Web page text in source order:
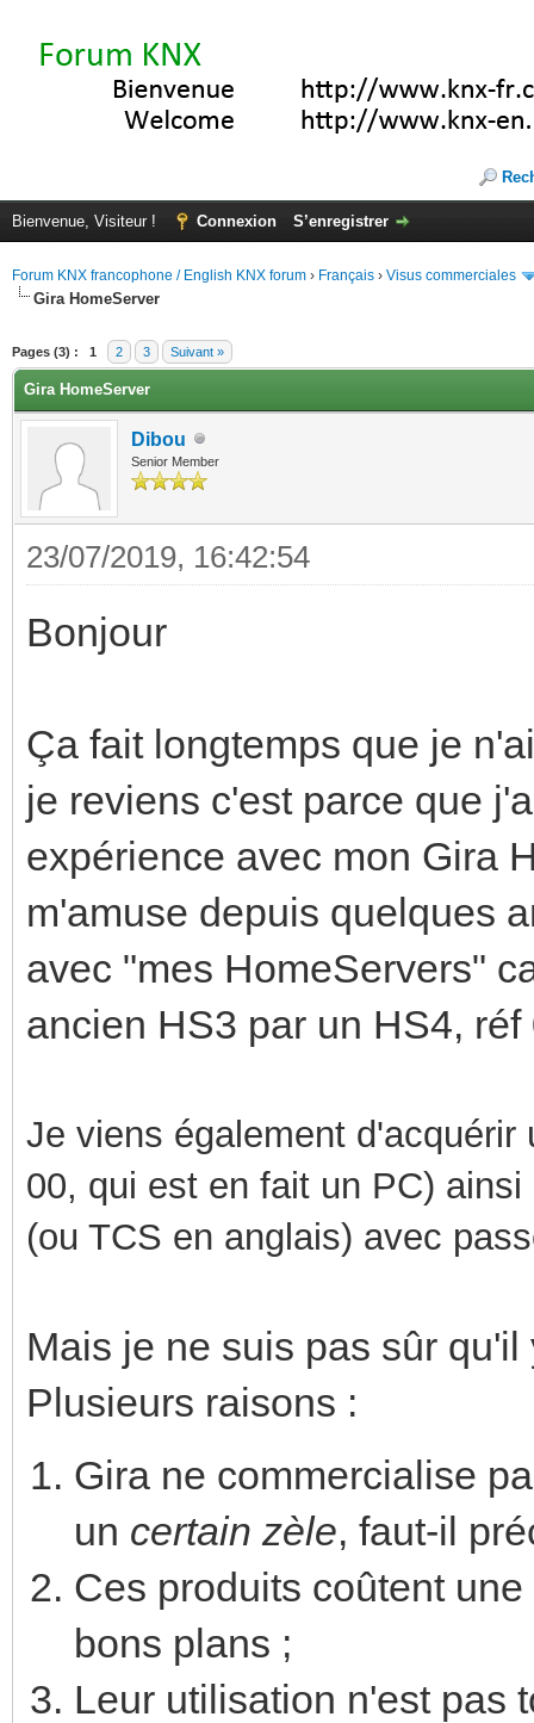
Bienvenue, Visiteur ! Connexion S’enregistrer
Forum KNX francophone / English KNX forum › Français › Visus commerciales
Gira HomeServer
Pages (3) : 1 2 3 Suivant »
Gira HomeServer
Dibou
Senior Member
23/07/2019, 16:42:54
Bonjour
Ça fait longtemps que je
je reviens c'est parce que
expérience avec mon Gira
m'amuse depuis quelques
avec "mes HomeServers"
ancien HS3 par un HS4, réf
Je viens également
00, qui est en fait un PC) ainsi
(ou TCS en anglais) avec
Mais je ne suis pas sûr
Plusieurs raisons :
Gira ne commercialise
un certain zèle, faut-il
Ces produits coûtent
bons plans ;
Leur utilisation n'est pas